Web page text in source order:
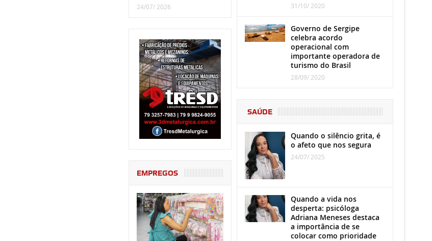
24/07/ 2026
EMPREGOS
31/10/ 2020
Governo de Sergipe
celebra acordo
operacional com
importante operadora de
turismo do Brasil
28/09/ 2020
SAÚDE
Quando o silêncio grita, é
o afeto que nos segura
24/07/ 2025
Quando a vida nos
desperta: psicóloga
Adriana Meneses destaca
a importância de se
colocar como prioridade